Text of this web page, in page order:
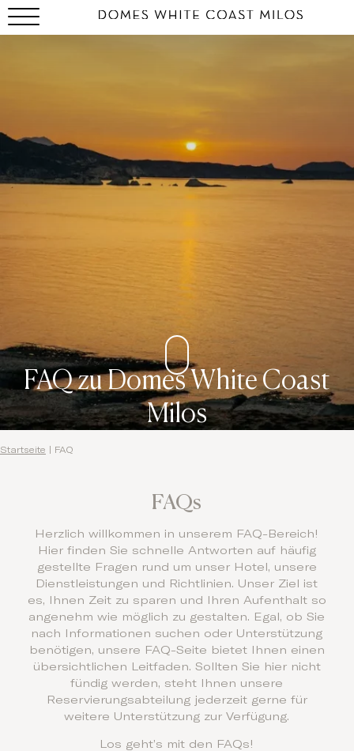
FAQ zu Domes White Coast
Milos
Startseite FAQ
FAQs
Herzlich willkommen in unserem FAQ-Bereich!
Hier finden Sie schnelle Antworten auf häufig
gestellte Fragen rund um unser Hotel, unsere
Dienstleistungen und Richtlinien. Unser Ziel ist
es, Ihnen Zeit zu sparen und Ihren Aufenthalt so
angenehm wie möglich zu gestalten. Egal, ob Sie
nach Informationen suchen oder Unterstützung
benötigen, unsere FAQ-Seite bietet Ihnen einen
übersichtlichen Leitfaden. Sollten Sie hier nicht
fündig werden, steht Ihnen unsere
Reservierungsabteilung jederzeit gerne für
weitere Unterstützung zur Verfügung.
Los geht’s mit den FAQs!